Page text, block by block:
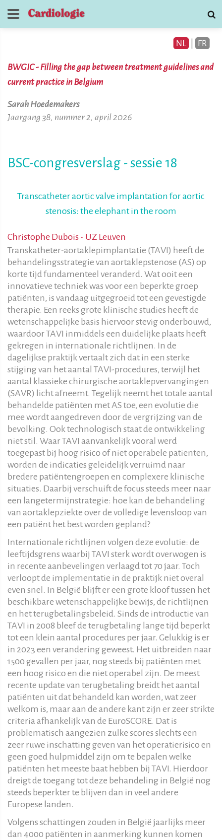
NL FR
BWGIC - Filling the gap between treatment guidelines and
current practice in Belgium
Sarah Hoedemakers
Jaargang 38, nummer 2, april 2026
BSC-congresverslag - sessie 18
Transcatheter aortic valve implantation for aortic
stenosis: the elephant in the room
Christophe Dubois - UZ Leuven
Transkatheter-aortaklepimplantatie (TAVI) heeft de
behandelingsstrategie van aortaklepstenose (AS) op
korte tijd fundamenteel veranderd. Wat ooit een
innovatieve techniek was voor een beperkte groep
patiënten, is vandaag uitgegroeid tot een gevestigde
therapie. Een reeks grote klinische studies heeft de
wetenschappelijke basis hiervoor stevig onderbouwd,
waardoor TAVI inmiddels een duidelijke plaats heeft
gekregen in internationale richtlijnen. In de
dagelijkse praktijk vertaalt zich dat in een sterke
stijging van het aantal TAVI-procedures, terwijl het
aantal klassieke chirurgische aortaklepvervangingen
(SAVR) licht afneemt. Tegelijk neemt het totale aantal
behandelde patiënten met AS toe, een evolutie die
mee wordt aangedreven door de vergrijzing van de
bevolking. Ook technologisch staat de ontwikkeling
niet stil. Waar TAVI aanvankelijk vooral werd
toegepast bij hoog risico of niet operabele patienten,
worden de indicaties geleidelijk verruimd naar
bredere patiëntengroepen en complexere klinische
situaties. Daarbij verschuift de focus steeds meer naar
een langetermijnstrategie: hoe kan de behandeling
van aortaklepziekte over de volledige levensloop van
een patiënt het best worden gepland?
Internationale richtlijnen volgen deze evolutie: de
leeftijdsgrens waarbij TAVI sterk wordt overwogen is
in recente aanbevelingen verlaagd tot 70 jaar. Toch
verloopt de implementatie in de praktijk niet overal
even snel. In België blijft er een grote kloof tussen het
beschikbare wetenschappelijke bewijs, de richtlijnen
en het terugbetalingsbeleid. Sinds de introductie van
TAVI in 2008 bleef de terugbetaling lange tijd beperkt
tot een klein aantal procedures per jaar. Gelukkig is er
in 2023 een verandering geweest. Het uitbreiden naar
1500 gevallen per jaar, nog steeds bij patiënten met
een hoog risico en die niet operabel zijn. De meest
recente update van terugbetaling breidt het aantal
patiënten uit dat behandeld kan worden, wat zeer
welkom is, maar aan de andere kant zijn er zeer strikte
criteria afhankelijk van de EuroSCORE. Dat is
problematisch aangezien zulke scores slechts een
zeer ruwe inschatting geven van het operatierisico en
geen goed hulpmiddel zijn om te bepalen welke
patiënten het meeste baat hebben bij TAVI. Hierdoor
dreigt de toegang tot deze behandeling in België nog
steeds beperkter te blijven dan in veel andere
Europese landen.
Volgens schattingen zouden in België jaarlijks meer
dan 4000 patiënten in aanmerking kunnen komen
Tijdschrift voor
contact